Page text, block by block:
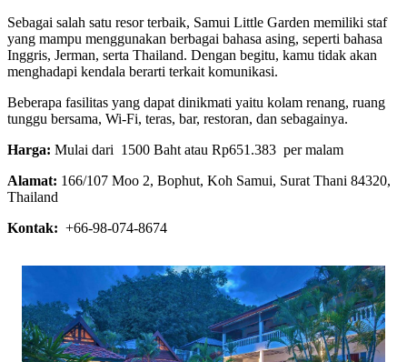
Sebagai salah satu resor terbaik, Samui Little Garden memiliki staf
yang mampu menggunakan berbagai bahasa asing, seperti bahasa
Inggris, Jerman, serta Thailand. Dengan begitu, kamu tidak akan
menghadapi kendala berarti terkait komunikasi.
Beberapa fasilitas yang dapat dinikmati yaitu kolam renang, ruang
tunggu bersama, Wi-Fi, teras, bar, restoran, dan sebagainya.
Harga: Mulai dari 1500 Baht atau Rp651.383 per malam
Alamat: 166/107 Moo 2, Bophut, Koh Samui, Surat Thani 84320,
Thailand
Kontak: +66-98-074-8674